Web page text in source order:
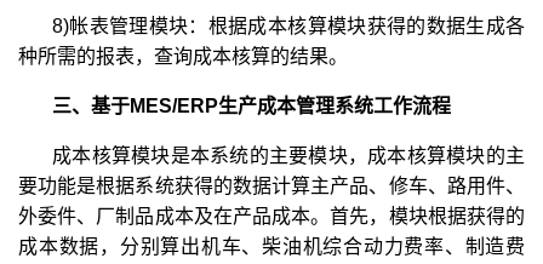
8)帐表管理模块：根据成本核算模块获得的数据生成各
种所需的报表，查询成本核算的结果。
三、基于MES/ERP生产成本管理系统工作流程
成本核算模块是本系统的主要模块，成本核算模块的主
要功能是根据系统获得的数据计算主产品、修车、路用件、
外委件、厂制品成本及在产品成本。首先，模块根据获得的
成本数据，分别算出机车、柴油机综合动力费率、制造费